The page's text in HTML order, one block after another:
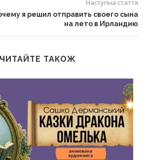
Наступна стаття
я решил отправить своего сына
на лето в Ирландию
ЧИТАЙТЕ ТАКОЖ